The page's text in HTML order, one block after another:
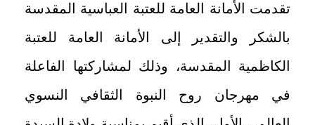
تقدمت الأمانة العامة للعتبة العباسية المقدسة
بالشكر والتقدير إلى الأمانة العامة للعتبة
الكاظمية المقدسة، وذلك لمشاركتها الفاعلة
في مهرجان روح النبوة الثقافي النسوي